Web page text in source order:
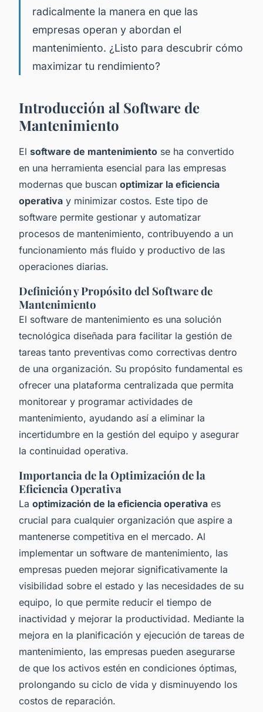
radicalmente la manera en que las
empresas operan y abordan el
mantenimiento. ¿Listo para descubrir cómo
maximizar tu rendimiento?
Introducción al Software de
Mantenimiento
El software de mantenimiento se ha convertido
en una herramienta esencial para las empresas
modernas que buscan optimizar la eficiencia
operativa y minimizar costos. Este tipo de
software permite gestionar y automatizar
procesos de mantenimiento, contribuyendo a un
funcionamiento más fluido y productivo de las
operaciones diarias.
Definición y Propósito del Software de
Mantenimiento
El software de mantenimiento es una solución
tecnológica diseñada para facilitar la gestión de
tareas tanto preventivas como correctivas dentro
de una organización. Su propósito fundamental es
ofrecer una plataforma centralizada que permita
monitorear y programar actividades de
mantenimiento, ayudando así a eliminar la
incertidumbre en la gestión del equipo y asegurar
la continuidad operativa.
Importancia de la Optimización de la
Eficiencia Operativa
La optimización de la eficiencia operativa es
crucial para cualquier organización que aspire a
mantenerse competitiva en el mercado. Al
implementar un software de mantenimiento, las
empresas pueden mejorar significativamente la
visibilidad sobre el estado y las necesidades de su
equipo, lo que permite reducir el tiempo de
inactividad y mejorar la productividad. Mediante la
mejora en la planificación y ejecución de tareas de
mantenimiento, las empresas pueden asegurarse
de que los activos estén en condiciones óptimas,
prolongando su ciclo de vida y disminuyendo los
costos de reparación.